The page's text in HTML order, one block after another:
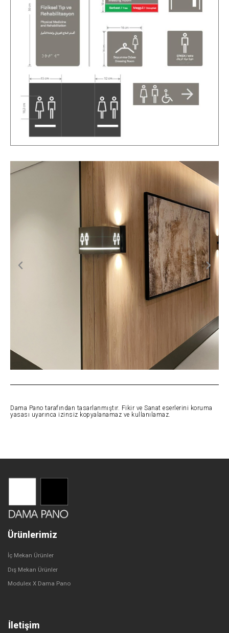
Dama Pano tarafından tasarlanmıştır. Fikir ve Sanat eserlerini koruma
yasası uyarınca izinsiz kopyalanamaz ve kullanılamaz.
Ürünlerimiz
İç Mekan Ürünler
Dış Mekan Ürünler
Modulex X Dama Pano
İletişim